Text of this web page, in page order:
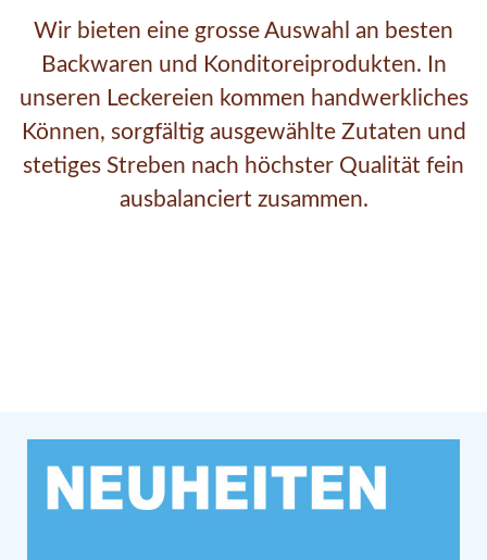
Wir bieten eine grosse Auswahl an besten
Backwaren und Konditoreiprodukten. In
unseren Leckereien kommen handwerkliches
Können, sorgfältig ausgewählte Zutaten und
stetiges Streben nach höchster Qualität fein
ausbalanciert zusammen.